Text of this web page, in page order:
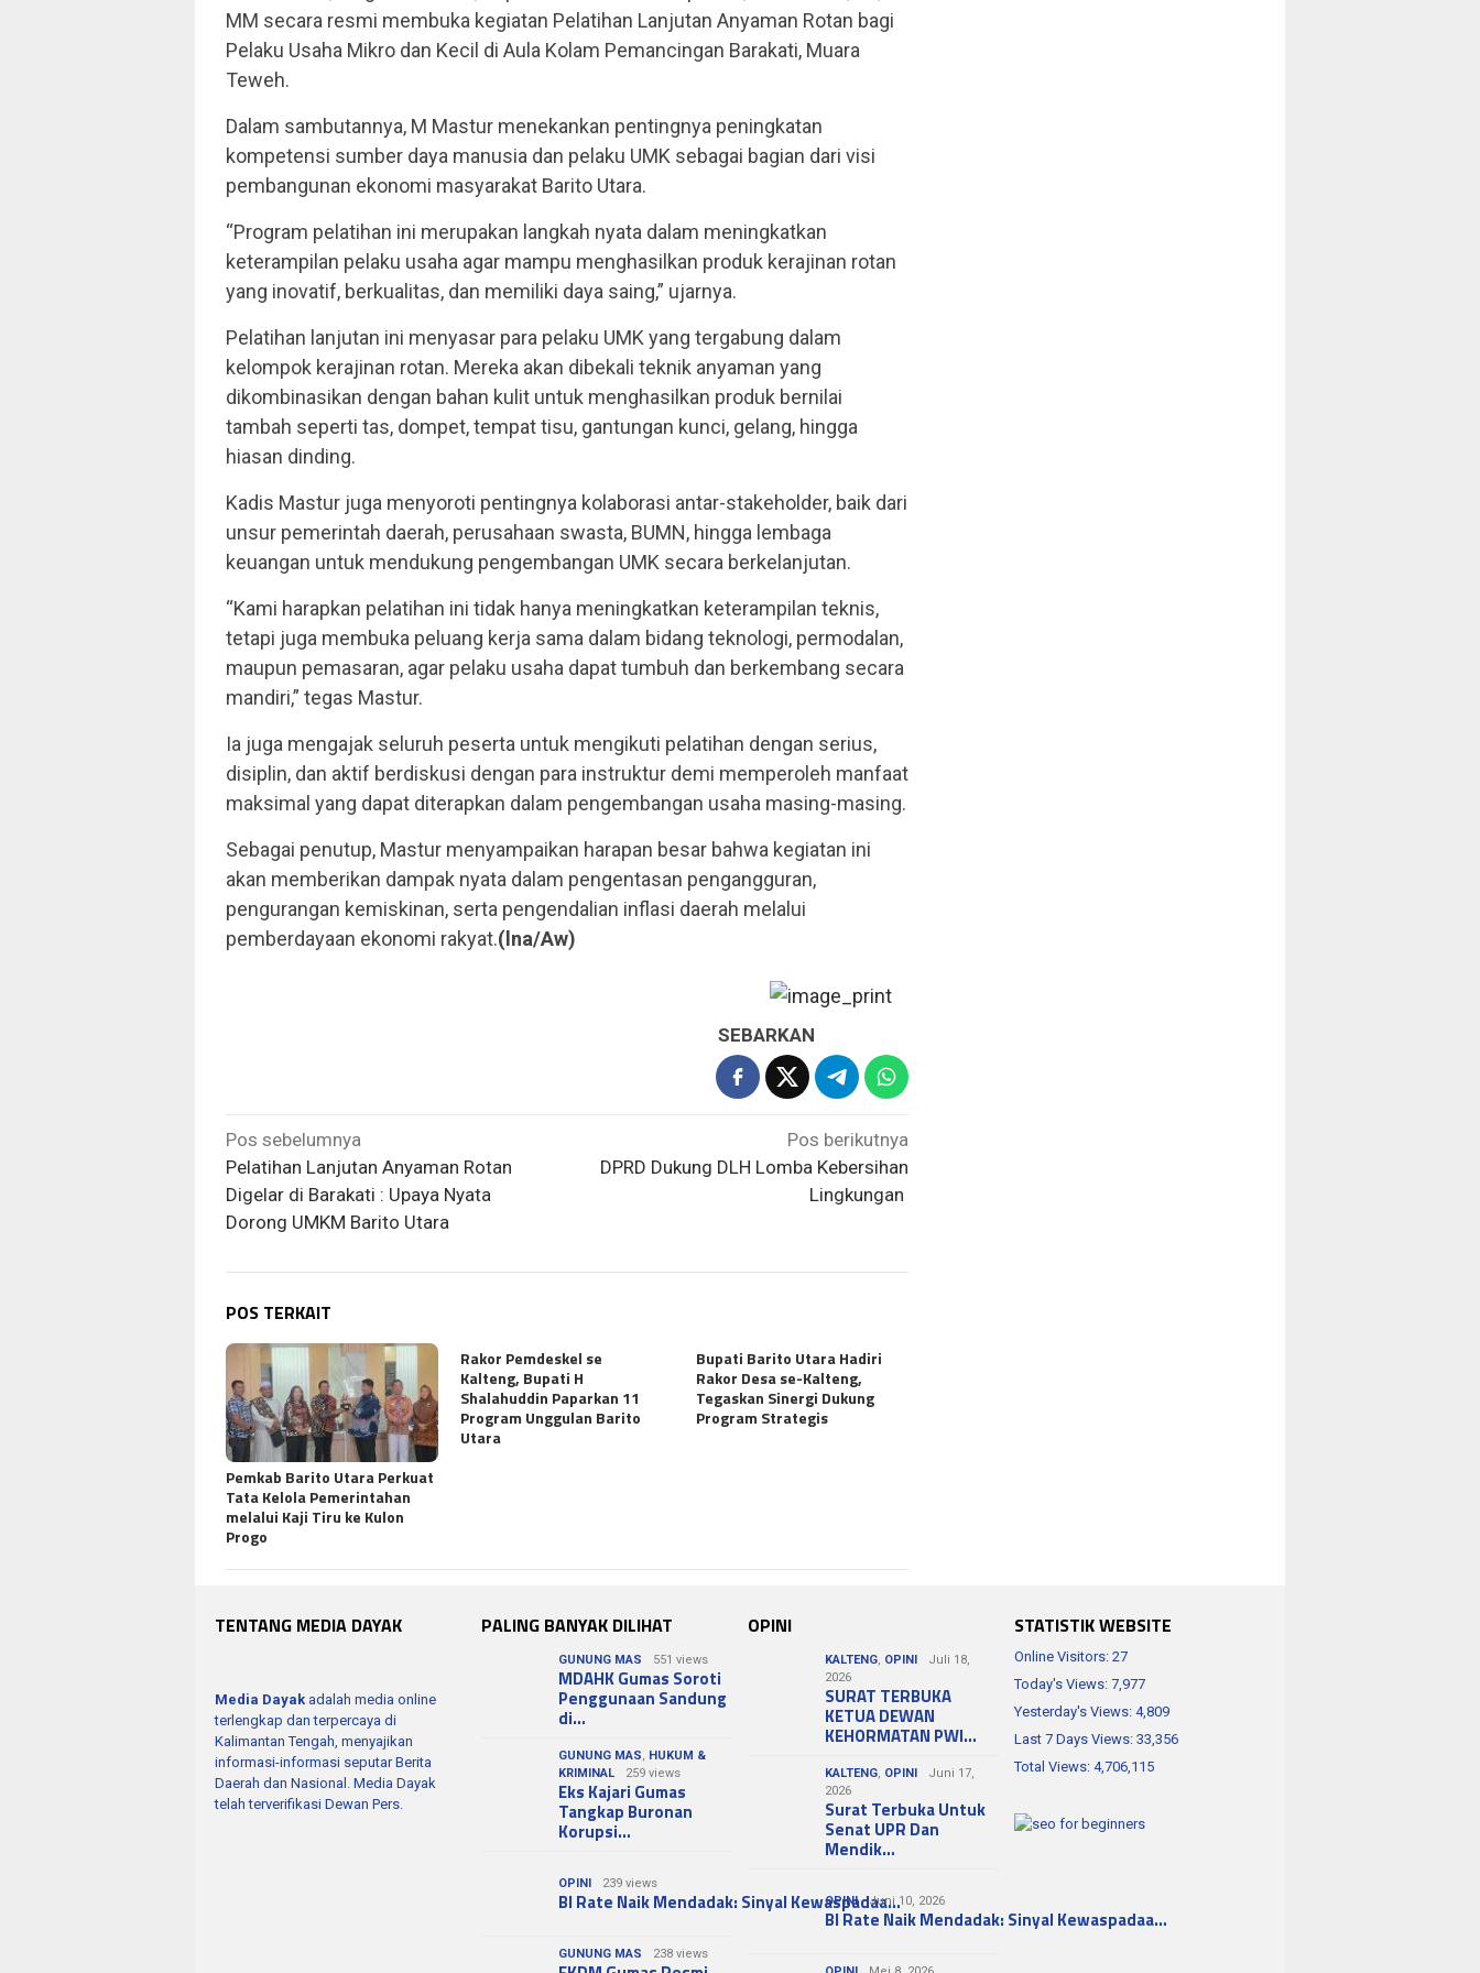
MM secara resmi membuka kegiatan Pelatihan Lanjutan Anyaman Rotan bagi
Pelaku Usaha Mikro dan Kecil di Aula Kolam Pemancingan Barakati, Muara
Teweh.
Dalam sambutannya, M Mastur menekankan pentingnya peningkatan
kompetensi sumber daya manusia dan pelaku UMK sebagai bagian dari visi
pembangunan ekonomi masyarakat Barito Utara.
“Program pelatihan ini merupakan langkah nyata dalam meningkatkan
keterampilan pelaku usaha agar mampu menghasilkan produk kerajinan rotan
yang inovatif, berkualitas, dan memiliki daya saing,” ujarnya.
Pelatihan lanjutan ini menyasar para pelaku UMK yang tergabung dalam
kelompok kerajinan rotan. Mereka akan dibekali teknik anyaman yang
dikombinasikan dengan bahan kulit untuk menghasilkan produk bernilai
tambah seperti tas, dompet, tempat tisu, gantungan kunci, gelang, hingga
hiasan dinding.
Kadis Mastur juga menyoroti pentingnya kolaborasi antar-stakeholder, baik dari
unsur pemerintah daerah, perusahaan swasta, BUMN, hingga lembaga
keuangan untuk mendukung pengembangan UMK secara berkelanjutan.
“Kami harapkan pelatihan ini tidak hanya meningkatkan keterampilan teknis,
tetapi juga membuka peluang kerja sama dalam bidang teknologi, permodalan,
maupun pemasaran, agar pelaku usaha dapat tumbuh dan berkembang secara
mandiri,” tegas Mastur.
Ia juga mengajak seluruh peserta untuk mengikuti pelatihan dengan serius,
disiplin, dan aktif berdiskusi dengan para instruktur demi memperoleh manfaat
maksimal yang dapat diterapkan dalam pengembangan usaha masing-masing.
Sebagai penutup, Mastur menyampaikan harapan besar bahwa kegiatan ini
akan memberikan dampak nyata dalam pengentasan pengangguran,
pengurangan kemiskinan, serta pengendalian inflasi daerah melalui
pemberdayaan ekonomi rakyat.(lna/Aw)
SEBARKAN
Navigasi
pos
Pos sebelumnya
Pelatihan Lanjutan Anyaman Rotan
Digelar di Barakati : Upaya Nyata
Dorong UMKM Barito Utara
Pos berikutnya
DPRD Dukung DLH Lomba Kebersihan
Lingkungan
POS TERKAIT
Pemkab Barito Utara Perkuat
Tata Kelola Pemerintahan
melalui Kaji Tiru ke Kulon
Progo
Rakor Pemdeskel se
Kalteng, Bupati H
Shalahuddin Paparkan 11
Program Unggulan Barito
Utara
Bupati Barito Utara Hadiri
Rakor Desa se-Kalteng,
Tegaskan Sinergi Dukung
Program Strategis
TENTANG MEDIA DAYAK
Media Dayak adalah media online
terlengkap dan terpercaya di
Kalimantan Tengah, menyajikan
informasi-informasi seputar Berita
Daerah dan Nasional. Media Dayak
telah terverifikasi Dewan Pers.
PALING BANYAK DILIHAT
GUNUNG MAS 551 views
MDAHK Gumas Soroti
Penggunaan Sandung
di…
GUNUNG MAS, HUKUM &
KRIMINAL
259 views
Eks Kajari Gumas
Tangkap Buronan
Korupsi…
OPINI 239 views
BI Rate Naik Mendadak: Sinyal Kewaspadaa…
GUNUNG MAS 238 views
OPINI
KALTENG, OPINI
Juli 18,
2026
SURAT TERBUKA
KETUA DEWAN
KEHORMATAN PWI…
KALTENG, OPINI
Juni 17,
2026
Surat Terbuka Untuk
Senat UPR Dan
Mendik…
OPINI Juni 10, 2026
BI Rate Naik Mendadak: Sinyal Kewaspadaa…
STATISTIK WEBSITE
Online Visitors: 27
Today's Views: 7,977
Yesterday's Views: 4,809
Last 7 Days Views: 33,356
Total Views: 4,706,115